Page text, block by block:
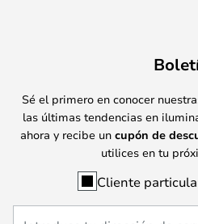
Sé el primero en conocer
las últimas tendencias en
ahora y recibe un cupón de
utilices en tu
Cliente